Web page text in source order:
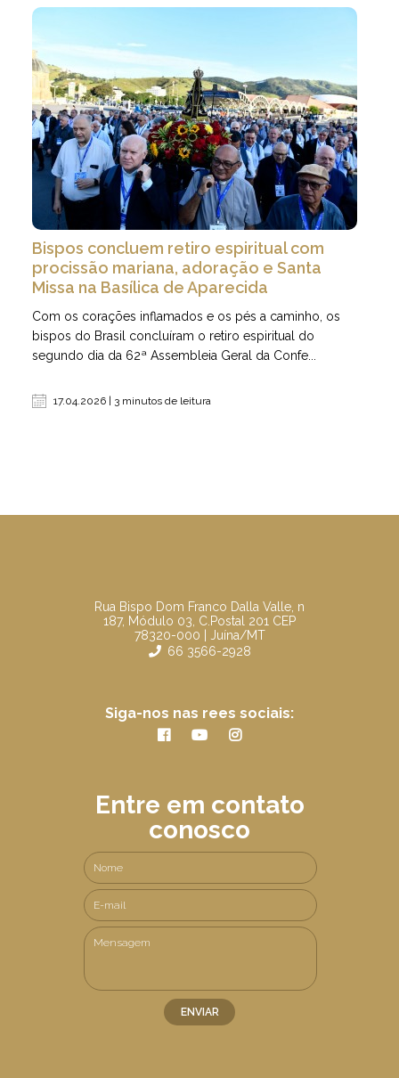
Bispos concluem retiro espiritual com
procissão mariana, adoração e Santa
Missa na Basílica de Aparecida
Com os corações inflamados e os pés a caminho, os
bispos do Brasil concluíram o retiro espiritual do
segundo dia da 62ª Assembleia Geral da Confe...
17.04.2026 | 3 minutos de leitura
Rua Bispo Dom Franco Dalla Valle, n
187, Módulo 03, C.Postal 201 CEP
78320-000 | Juína/MT
66 3566-2928
Siga-nos nas rees sociais:
Entre em contato
conosco